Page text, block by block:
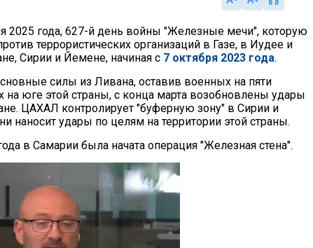
2025 года, 627-й день войны "Железные мечи", которую
террористических организаций в Газе, в Иудее и
Сирии и Йемене, начиная с 7 октября 2023 года.
силы из Ливана, оставив военных на пяти
на юге этой страны, с конца марта возобновлены удары
ЦАХАЛ контролирует "буферную зону" в Сирии и
наносит удары по целям на территории этой страны.
в Самарии была начата операция "Железная стена".